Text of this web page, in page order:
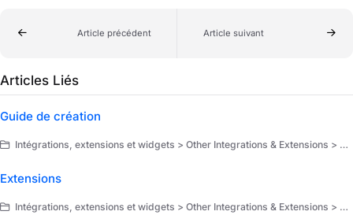
Article précédent Article suivant
Articles Liés
Guide de création
Intégrations, extensions et widgets > Other Integrations & Extensions > Extensions > Make
Extensions
Intégrations, extensions et widgets > Other Integrations & Extensions > Extensions